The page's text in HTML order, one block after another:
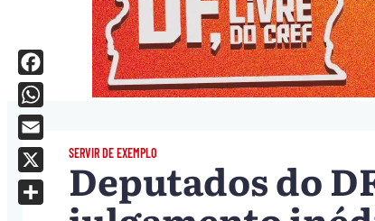
SERVIR DE EXEMPLO
Deputados do
Facebook
WhatsApp
Email
X